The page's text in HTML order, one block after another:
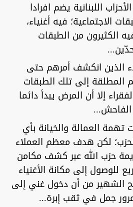
اللبنانية يضم افرادا
الاجتماعية؛ فيه أغنياء،
الكثيرون من الطبقات
الذين انكشف أمرهم حتى
المطلقة إلى تلك الطبقات
إلا أن المرض يبدأ دائما
تهمة العمالة والخيانة بأي
لكن هدف معظم العملاء
حزب الله عبر كشف مكامن
للوصول إلى مكانة الأغنياء
الشهير من أن دخول غني إلى
جمل في ثقب إبرة...